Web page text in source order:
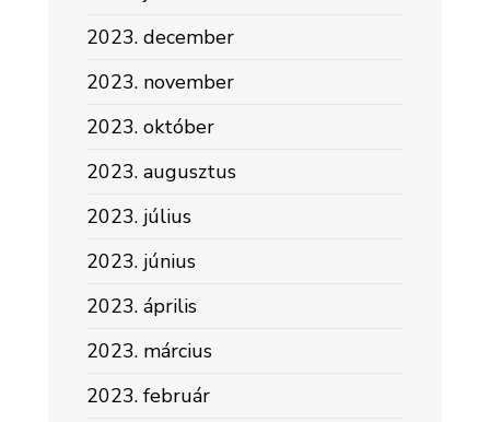
2023. december
2023. november
2023. október
2023. augusztus
2023. július
2023. június
2023. április
2023. március
2023. február